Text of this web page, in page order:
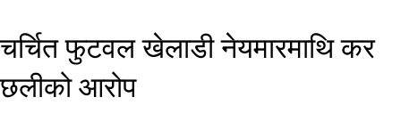
चर्चित फुटवल खेलाडी ​नेयमारमाथि कर
छलीको आरोप